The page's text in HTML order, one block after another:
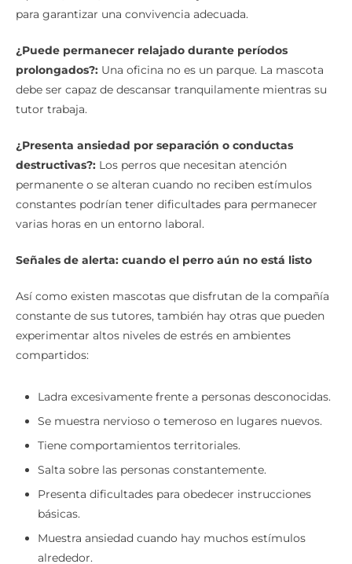
«quieto», «ven», «siéntate» o «abajo» son fundamentales
¿Puede permanecer relajado durante períodos
prolongados?:Una oficina no es un parque. La mascota
debe ser capaz de descansar tranquilamente mientras su
¿Presenta ansiedad por separación o conductas
destructivas?:Los perros que necesitan atención
permanente o se alteran cuando no reciben estímulos
constantes podrían tener dificultades para permanecer
Así como existen mascotas que disfrutan de la compañía
constante de sus tutores, también hay otras que pueden
experimentar altos niveles de estrés en ambientes
Ladra excesivamente frente a personas desconocidas.
Se muestra nervioso o temeroso en lugares nuevos.
Tiene comportamientos territoriales.
Salta sobre las personas constantemente.
Presenta dificultades para obedecer instrucciones
Muestra ansiedad cuando hay muchos estímulos